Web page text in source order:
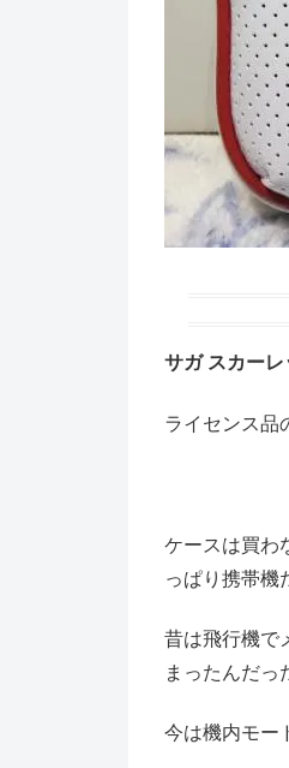
サガ スカー
ライセンス品
ケースは買わ
っぱり携帯機
昔は飛行機で
まったんだ
今は機内モー